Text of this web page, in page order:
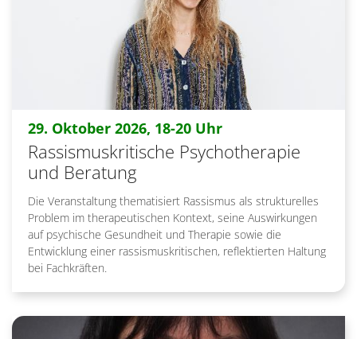
29. Oktober 2026, 18-20 Uhr:
Rassismuskritische Psychotherapie
und Beratung
Die Veranstaltung thematisiert Rassismus als strukturelles
Problem im therapeutischen Kontext, seine Auswirkungen
auf psychische Gesundheit und Therapie sowie die
Entwicklung einer rassismuskritischen, reflektierten Haltung
bei Fachkräften.